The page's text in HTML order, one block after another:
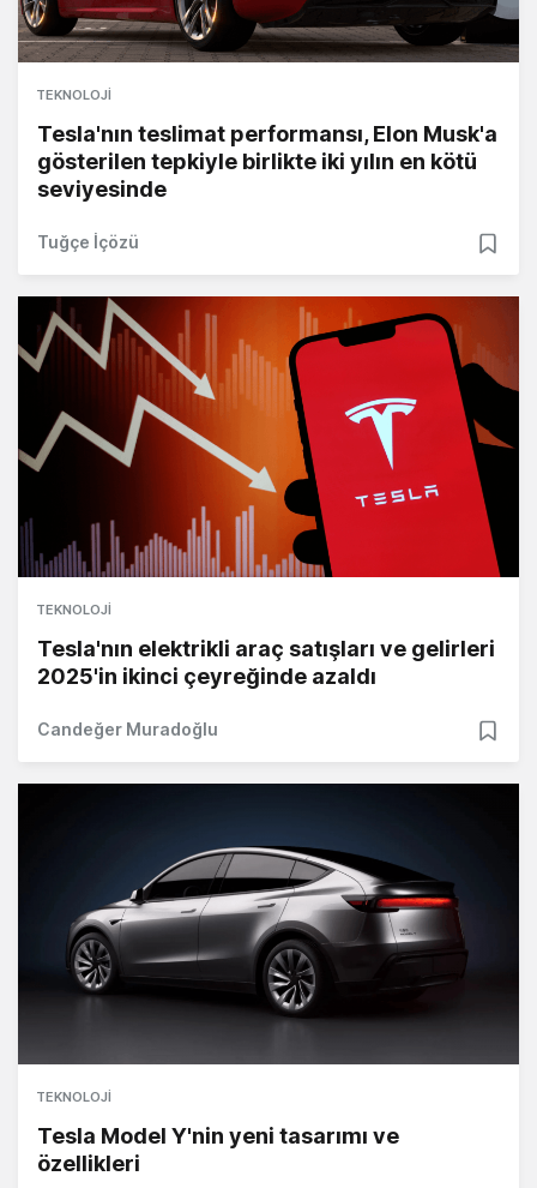
TEKNOLOJI
Tesla'nın teslimat performansı, Elon Musk'a
gösterilen tepkiyle birlikte iki yılın en kötü
seviyesinde
Tuğçe İçözü
TEKNOLOJI
Tesla'nın elektrikli araç satışları ve gelirleri
2025'in ikinci çeyreğinde azaldı
Candeğer Muradoğlu
TEKNOLOJI
Tesla Model Y'nin yeni tasarımı ve
özellikleri